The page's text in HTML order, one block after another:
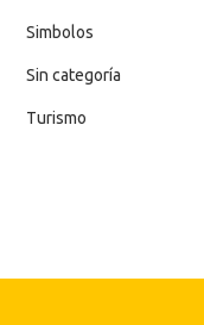
Simbolos
Sin categoría
Turismo